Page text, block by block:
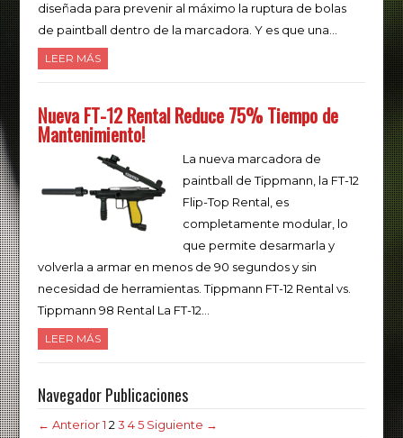
diseñada para prevenir al máximo la ruptura de bolas
de paintball dentro de la marcadora. Y es que una…
LEER MÁS
Nueva FT-12 Rental Reduce 75% Tiempo de
Mantenimiento!
La nueva marcadora de
paintball de Tippmann, la FT-12
Flip-Top Rental, es
completamente modular, lo
que permite desarmarla y
volverla a armar en menos de 90 segundos y sin
necesidad de herramientas. Tippmann FT-12 Rental vs.
Tippmann 98 Rental La FT-12…
LEER MÁS
Navegador Publicaciones
← Anterior 1 2 3 4 5 Siguiente →